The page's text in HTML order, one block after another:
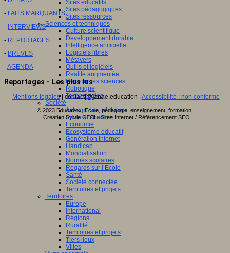
Sites éducatifs
Sites pédagogiques
Sites ressources
Sciences et techniques
Culture scientifique
Développement durable
Intelligence artificielle
Logiciels libres
Métavers
Outils et logiciels
Réalité augmentée
Ressources sciences
Robotique
Technologies
Société
Acteurs des territoires
Ecole et structure
Economie
Ecosystème éducatif
Génération internet
Handicap
Mondialisation
Normes scolaires
Regards sur l’Ecole
Santé
Société connectée
Territoires et projets
Territoires
Europe
International
Régions
Ruralité
Territoires et projets
Tiers lieux
Villes
- FAITS MARQUANTS
- INTERVIEWS
- REPORTAGES
- BREVES
-AGENDA
Reportages - Les plus lus
Mentions légales| contact[@]anae.education | Accessibilité : non conforme
© 2023 Educavox, Ecole, pédagogie, enseignement, formation
Creation Sylvie CECI - Sites Internet / Référencement SEO